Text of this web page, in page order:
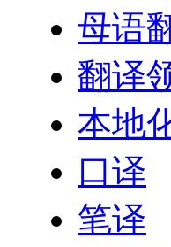
母语
翻译
本地
口译
笔译